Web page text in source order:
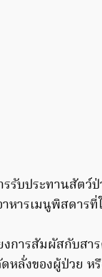
รรับประทานสัตว์
าหารเมนูพิสดาร
งการสัมผัสกับสา
หลั่งของผู้ป่วย ห